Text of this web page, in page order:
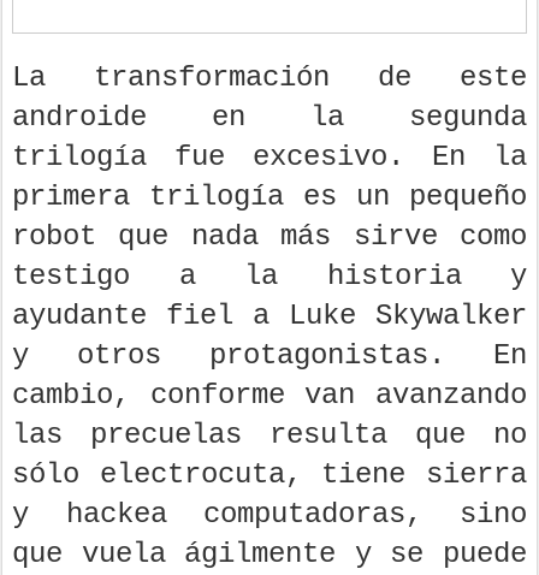
La transformación de este
androide en la segunda
trilogía fue excesivo. En la
primera trilogía es un pequeño
robot que nada más sirve como
testigo a la historia y
ayudante fiel a Luke Skywalker
y otros protagonistas. En
cambio, conforme van avanzando
las precuelas resulta que no
sólo electrocuta, tiene sierra
y hackea computadoras, sino
que vuela ágilmente y se puede